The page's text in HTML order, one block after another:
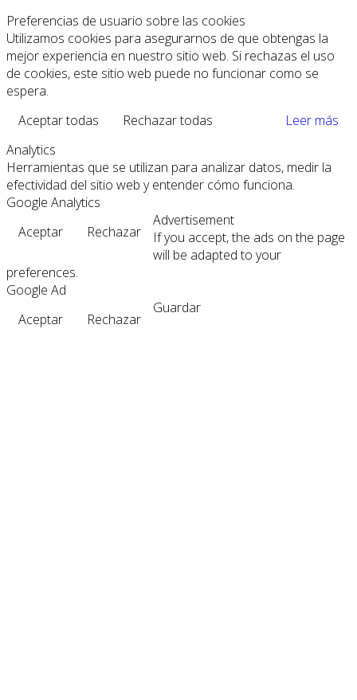
Preferencias de usuario sobre las cookies
Utilizamos cookies para asegurarnos de que obtengas la
mejor experiencia en nuestro sitio web. Si rechazas el uso
de cookies, este sitio web puede no funcionar como se
espera.
Aceptar todas
Rechazar todas
Leer más
Analytics
Herramientas que se utilizan para analizar datos, medir la
efectividad del sitio web y entender cómo funciona.
Google Analytics
Aceptar
Rechazar
Advertisement
If you accept, the ads on the page
will be adapted to your
preferences.
Google Ad
Aceptar
Rechazar
Guardar